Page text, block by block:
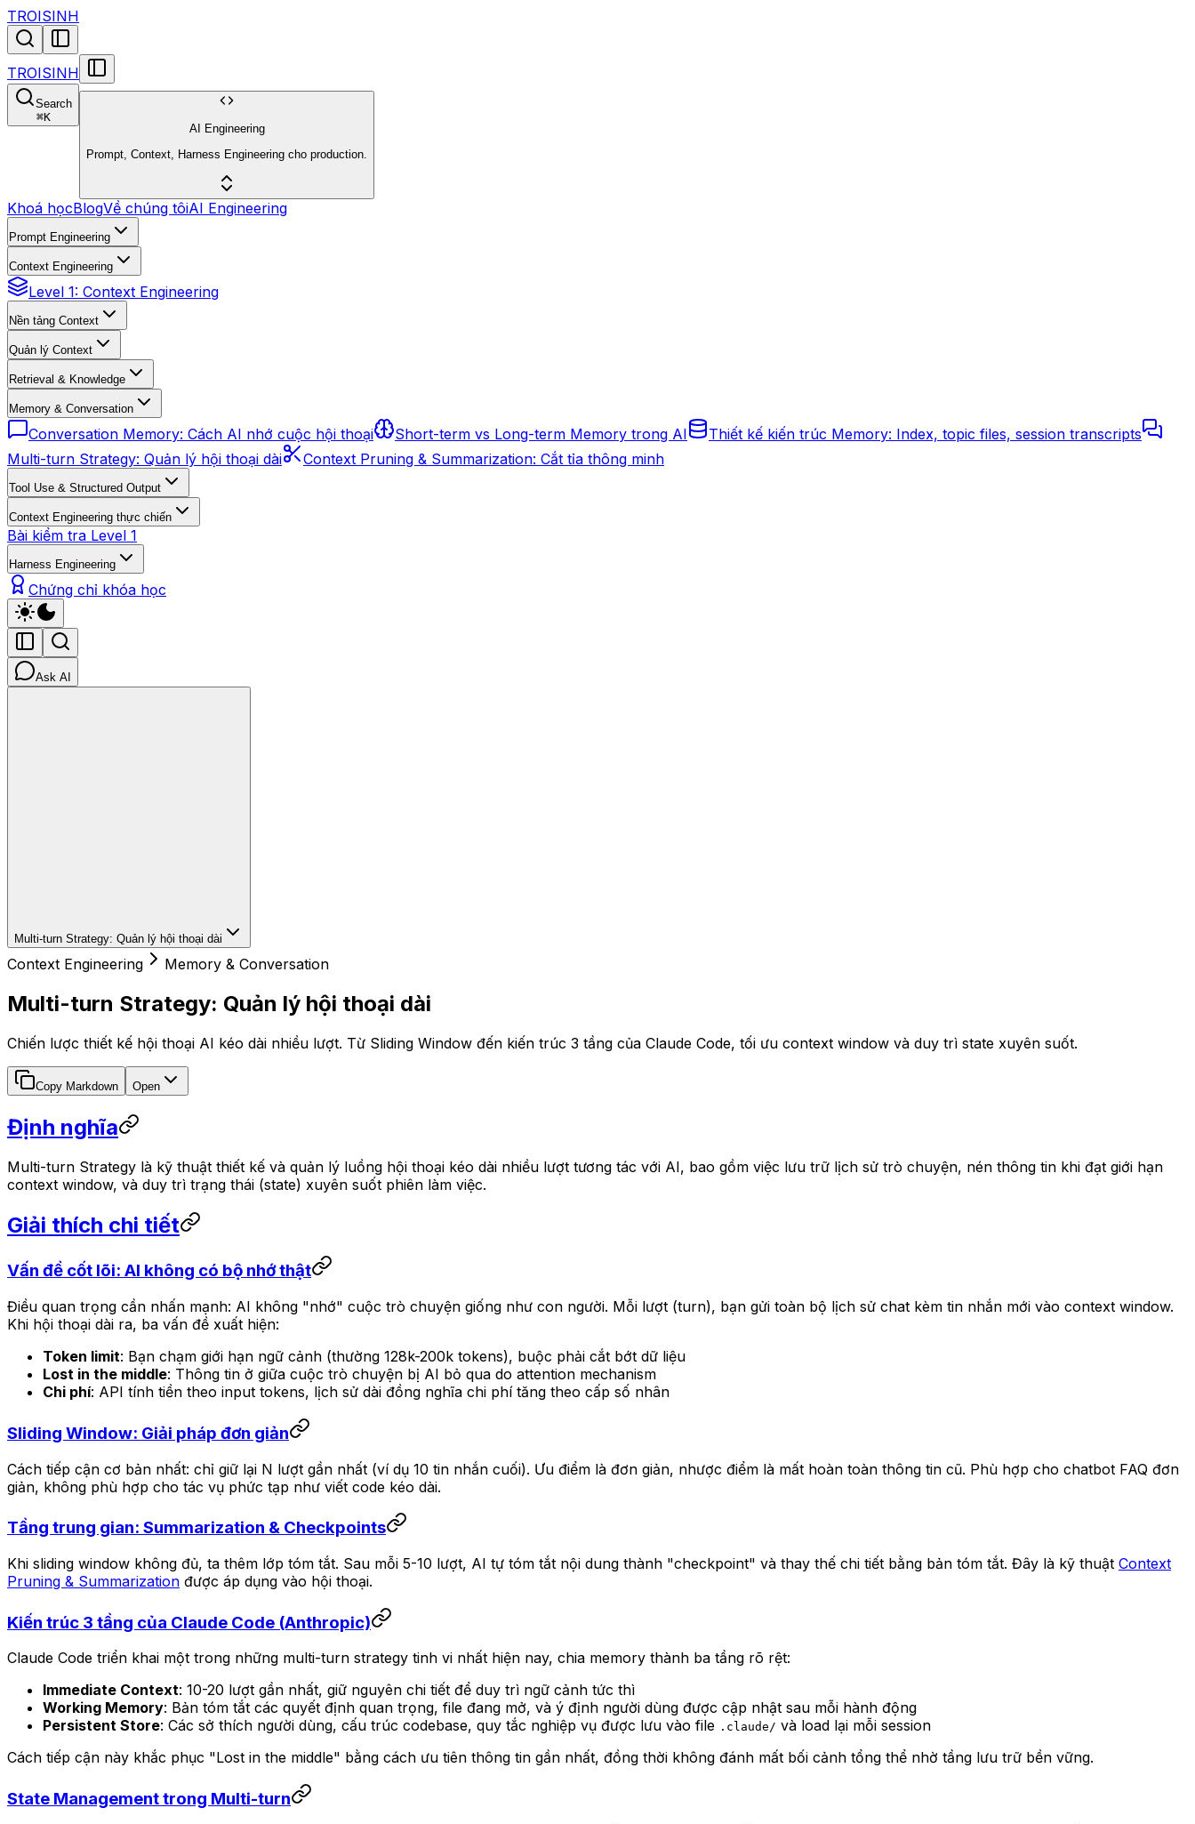
TROISINH
TROISINH
Search
⌘K
AI Engineering
Prompt, Context, Harness Engineering cho production.
Khoá họcBlogVề chúng tôiAI Engineering
Prompt Engineering
Context Engineering
Level 1: Context Engineering
Nền tảng Context
Quản lý Context
Retrieval & Knowledge
Memory & Conversation
Conversation Memory: Cách AI nhớ cuộc hội thoại Short-term vs Long-term Memory trong AI
Thiết kế kiến trúc Memory: Index, topic files, session transcripts
Multi-turn Strategy: Quản lý hội thoại dài
Context Pruning & Summarization: Cắt tỉa thông minh
Tool Use & Structured Output
Context Engineering thực chiến
Bài kiểm tra Level 1
Harness Engineering
Chứng chỉ khóa học
Ask AI
Multi-turn Strategy: Quản lý hội thoại dài
Context Engineering Memory & Conversation
Multi-turn Strategy: Quản lý hội thoại dài
Chiến lược thiết kế hội thoại AI kéo dài nhiều lượt. Từ Sliding Window đến kiến trúc 3 tầng của Claude Code, tối ưu context window và duy trì state xuyên suốt.
Copy Markdown Open
Định nghĩa
Multi-turn Strategy là kỹ thuật thiết kế và quản lý luồng hội thoại kéo dài nhiều lượt tương tác với AI, bao gồm việc lưu trữ lịch sử trò chuyện, nén thông tin khi đạt giới hạn
context window, và duy trì trạng thái (state) xuyên suốt phiên làm việc.
Giải thích chi tiết
Vấn đề cốt lõi: AI không có bộ nhớ thật
Điều quan trọng cần nhấn mạnh: AI không "nhớ" cuộc trò chuyện giống như con người. Mỗi lượt (turn), bạn gửi toàn bộ lịch sử chat kèm tin nhắn mới vào context window.
Khi hội thoại dài ra, ba vấn đề xuất hiện:
Token limit: Bạn chạm giới hạn ngữ cảnh (thường 128k-200k tokens), buộc phải cắt bớt dữ liệu
Lost in the middle: Thông tin ở giữa cuộc trò chuyện bị AI bỏ qua do attention mechanism
Chi phí: API tính tiền theo input tokens, lịch sử dài đồng nghĩa chi phí tăng theo cấp số nhân
Sliding Window: Giải pháp đơn giản
Cách tiếp cận cơ bản nhất: chỉ giữ lại N lượt gần nhất (ví dụ 10 tin nhắn cuối). Ưu điểm là đơn giản, nhược điểm là mất hoàn toàn thông tin cũ. Phù hợp cho chatbot FAQ đơn
giản, không phù hợp cho tác vụ phức tạp như viết code kéo dài.
Tầng trung gian: Summarization & Checkpoints
Khi sliding window không đủ, ta thêm lớp tóm tắt. Sau mỗi 5-10 lượt, AI tự tóm tắt nội dung thành "checkpoint" và thay thế chi tiết bằng bản tóm tắt. Đây là kỹ thuật Context
Pruning & Summarization được áp dụng vào hội thoại.
Kiến trúc 3 tầng của Claude Code (Anthropic)
Claude Code triển khai một trong những multi-turn strategy tinh vi nhất hiện nay, chia memory thành ba tầng rõ rệt:
Immediate Context: 10-20 lượt gần nhất, giữ nguyên chi tiết để duy trì ngữ cảnh tức thì
Working Memory: Bản tóm tắt các quyết định quan trọng, file đang mở, và ý định người dùng được cập nhật sau mỗi hành động
Persistent Store: Các sở thích người dùng, cấu trúc codebase, quy tắc nghiệp vụ được lưu vào file .claude/ và load lại mỗi session
Cách tiếp cận này khắc phục "Lost in the middle" bằng cách ưu tiên thông tin gần nhất, đồng thời không đánh mất bối cảnh tổng thể nhờ tầng lưu trữ bền vững.
State Management trong Multi-turn